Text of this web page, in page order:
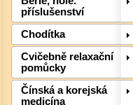
příslušenství
Chodítka
Cvičebně relaxační
pomůcky
Čínská a korejská
medicína